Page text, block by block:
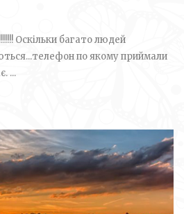
Оскільки багато людей
по якому приймали
...